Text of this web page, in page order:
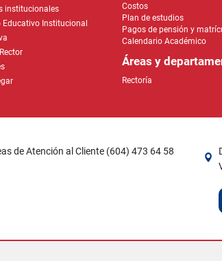
institucionales
Educativo Institucional
Costos
Plan de estudios
Pagos de pensión y
Calendario Académico
Áreas y
Rectoría
de Atención al Cliente (604) 473 64 58